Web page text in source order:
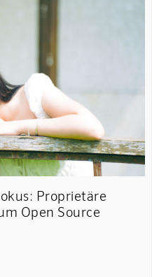
Proprietäre
Open Source